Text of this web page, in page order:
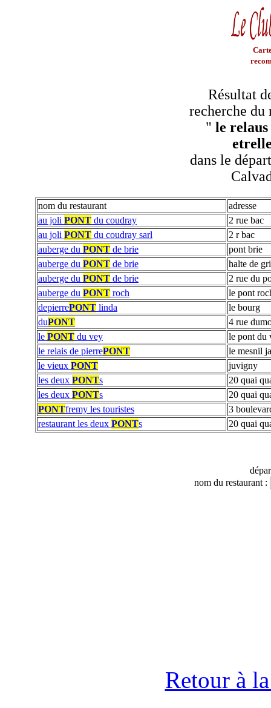
Résultat
recherche du
" le
dans le
nom du restaurant
adresse
au joli PONT du coudray
2 rue bac
au joli PONT du coudray sarl
2 r bac
auberge du PONT de brie
pont brie
auberge du PONT de brie
halte de
auberge du PONT de brie
2 rue du
auberge du PONT roch
le pont
depierrePONT linda
le bourg
duPONT
4 rue
le PONT du vey
le pont du
le relais de pierrePONT
le mesnil
le vieux PONT
juvigny
les deux PONTs
20 quai
les deux PONTs
20 quai
PONTfremy les touristes
3
restaurant les deux PONTs 20 quai
nom du restaurant :
Retour à